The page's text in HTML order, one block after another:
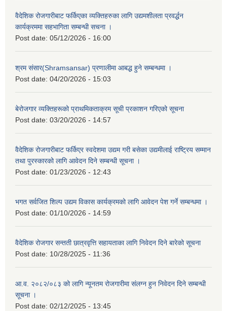
वैदेशिक रोजगारीबाट फर्किएका व्यक्तिहरुका लागि उद्यमशीलता प्रवर्द्धन
कार्यक्रममा सहभागिता सम्बन्धी सचना ।
Post date: 05/12/2026 - 16:00
श्रम संसार(Shramsansar) प्रणालीमा आबद्ध हुने सम्बन्धमा ।
Post date: 04/20/2026 - 15:03
बेरोजगार व्यक्तिहरूको प्राथमिकताक्रम सूची प्रकाशन गरिएको सूचना
Post date: 03/20/2026 - 14:57
वैदेशिक रोजगारीबाट फर्किएर स्वदेशमा उद्यम गरी बसेका उद्यमीलाई राष्ट्रिय सम्मान
तथा पुरस्कारको लागि आवेदन दिने सम्बन्धी सूचना ।
Post date: 01/23/2026 - 12:43
भगत सर्वजित शिल्प उद्यम विकास कार्यक्रमको लागि आवेदन पेश गर्ने सम्बन्धमा ।
Post date: 01/10/2026 - 14:59
वैदेशिक रोजगार सन्तती छात्रवृत्ति सहायताका लागि निवेदन दिने बारेको सूचना
Post date: 10/28/2025 - 11:36
आ.व. २०८२/०८३ को लागि न्यूनतम रोजगारीमा संलग्न हुन निवेदन दिने सम्बन्धी
सूचना ।
Post date: 02/12/2025 - 13:45